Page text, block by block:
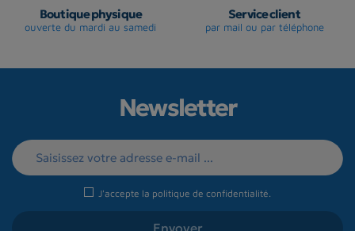
Boutique physique
ouverte du mardi au samedi
Service client
par mail ou par téléphone
Newsletter
J'accepte la politique de confidentialité.